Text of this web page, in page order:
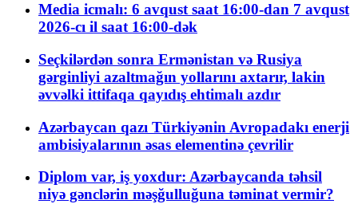
Media icmalı: 6 avqust saat 16:00-dan 7 avqust
2026-cı il saat 16:00-dək
Seçkilərdən sonra Ermənistan və Rusiya
gərginliyi azaltmağın yollarını axtarır, lakin
əvvəlki ittifaqa qayıdış ehtimalı azdır
Azərbaycan qazı Türkiyənin Avropadakı enerji
ambisiyalarının əsas elementinə çevrilir
Diplom var, iş yoxdur: Azərbaycanda təhsil
niyə gənclərin məşğulluğuna təminat vermir?